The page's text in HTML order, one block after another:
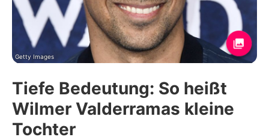
Lifestyle
Familie & Liebe
Promiflash Exklusiv
Alle Themen auf Promiflash
Getty Images
Tiefe Bedeutung: So heißt
Wilmer Valderramas kleine
Tochter